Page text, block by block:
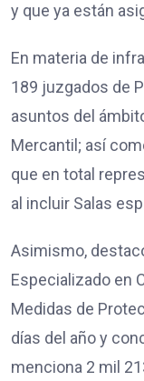
y que ya están
En materia de
189 juzgados de
asuntos del
Mercantil; así
que en total
al incluir Salas
Asimismo,
Especializado en
Medidas de
días del año y
menciona 2 mil